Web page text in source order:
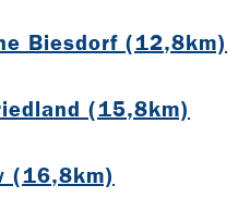
Biesdorf (12,8km)
(15,8km)
(16,8km)